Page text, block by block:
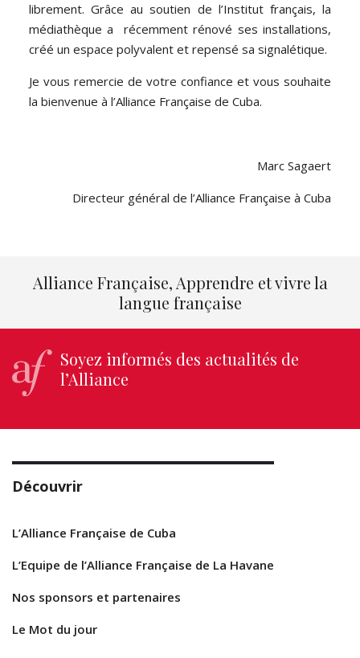
librement. Grâce au soutien de l’Institut français, la
médiathèque a récemment rénové ses installations,
créé un espace polyvalent et repensé sa signalétique.
Je vous remercie de votre confiance et vous souhaite
la bienvenue à l’Alliance Française de Cuba.
Marc Sagaert
Directeur général de l’Alliance Française à Cuba
Alliance Française, Apprendre et vivre la
langue française
Soyez informés des actualités de
l’Alliance
Découvrir
L’Alliance Française de Cuba
L’Equipe de l’Alliance Française de La Havane
Nos sponsors et partenaires
Le Mot du jour